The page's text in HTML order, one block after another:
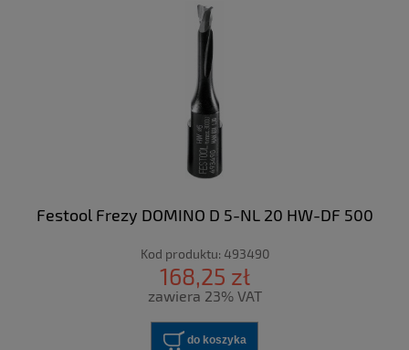
Festool Frezy DOMINO D 5-NL 20 HW-DF 500
Kod produktu: 493490
168,25 zł
zawiera 23% VAT
do koszyka